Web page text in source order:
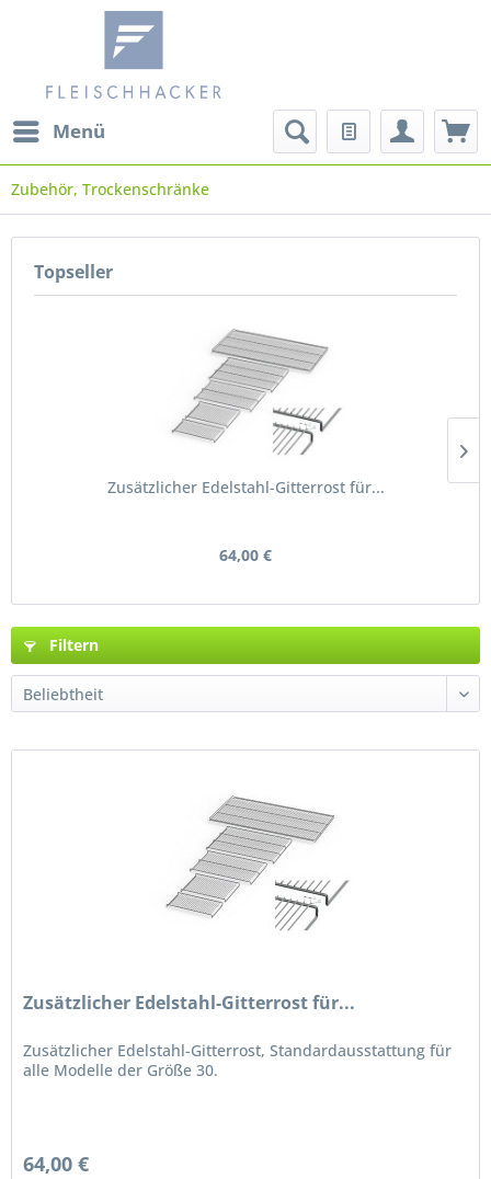
Menü
Zubehör, Trockenschränke
Topseller
Zusätzlicher Edelstahl-Gitterrost für...
64,00 €
Filtern
Zusätzlicher Edelstahl-Gitterrost für...
Zusätzlicher Edelstahl-Gitterrost, Standardausstattung für
alle Modelle der Größe 30.
64,00 €